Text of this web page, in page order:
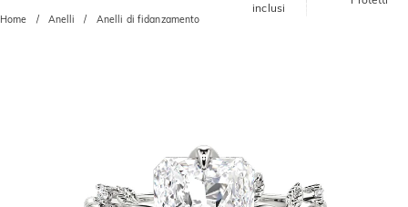
inclusi
Home Anelli Anelli di fidanzamento